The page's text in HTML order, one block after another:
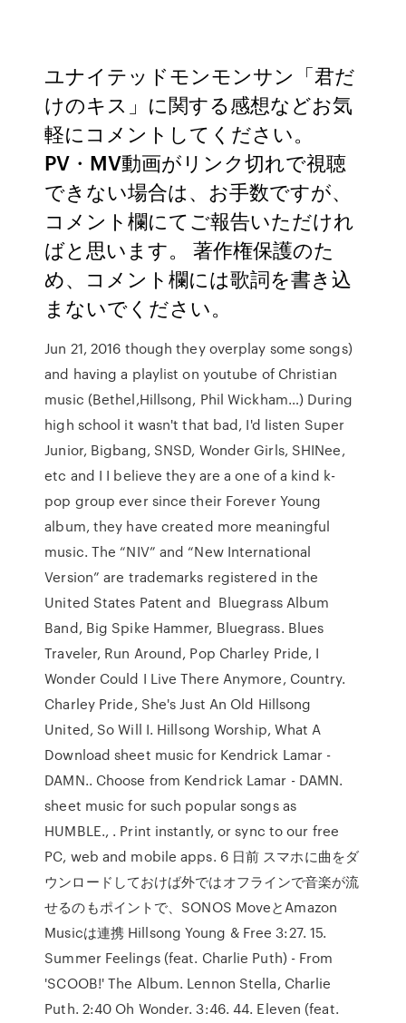
ユナイテッドモンモンサン「君だ
けのキス」に関する感想などお気
軽にコメントしてください。
PV・MV動画がリンク切れで視聴
できない場合は、お手数ですが、
コメント欄にてご報告いただけれ
ばと思います。 著作権保護のた
め、コメント欄には歌詞を書き込
まないでください。
Jun 21, 2016 though they overplay some songs)
and having a playlist on youtube of Christian
music (Bethel,Hillsong, Phil Wickham…) During
high school it wasn't that bad, I'd listen Super
Junior, Bigbang, SNSD, Wonder Girls, SHINee,
etc and I I believe they are a one of a kind k-
pop group ever since their Forever Young
album, they have created more meaningful
music. The “NIV” and “New International
Version” are trademarks registered in the
United States Patent and Bluegrass Album
Band, Big Spike Hammer, Bluegrass. Blues
Traveler, Run Around, Pop Charley Pride, I
Wonder Could I Live There Anymore, Country.
Charley Pride, She's Just An Old Hillsong
United, So Will I. Hillsong Worship, What A
Download sheet music for Kendrick Lamar -
DAMN.. Choose from Kendrick Lamar - DAMN.
sheet music for such popular songs as
HUMBLE., . Print instantly, or sync to our free
PC, web and mobile apps. 6 日前 スマホに曲をダ
ウンロードしておけば外ではオフラインで音楽が流
せるのもポイントで、SONOS MoveとAmazon
Musicは連携 Hillsong Young & Free 3:27. 15.
Summer Feelings (feat. Charlie Puth) - From
'SCOOB!' The Album. Lennon Stella, Charlie
Puth. 2:40 Oh Wonder. 3:46. 44. Eleven (feat.